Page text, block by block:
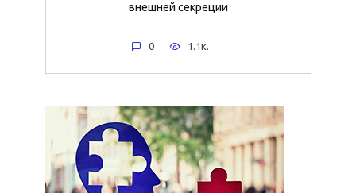
внешней секреции
0 1.1к.